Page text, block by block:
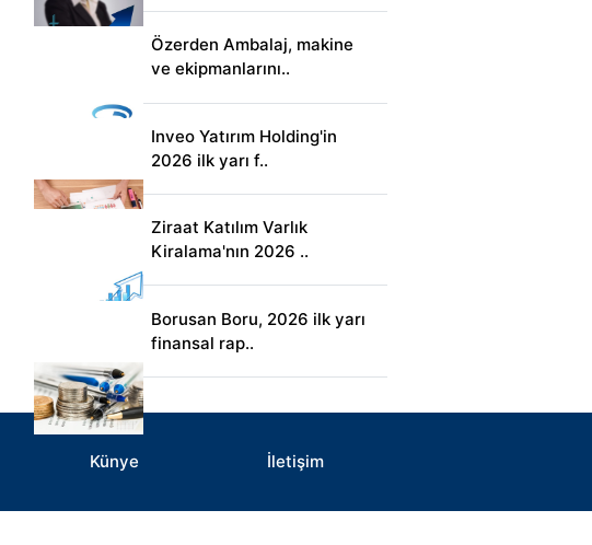
Özerden Ambalaj, makine
ve ekipmanlarını..
Inveo Yatırım Holding'in
2026 ilk yarı f..
Ziraat Katılım Varlık
Kiralama'nın 2026 ..
Borusan Boru, 2026 ilk yarı
finansal rap..
Künye İletişim